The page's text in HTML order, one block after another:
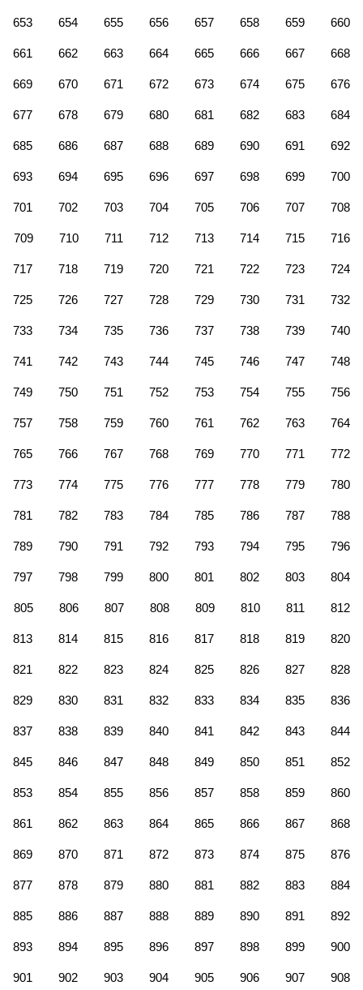
653 654 655 656 657 658 659 660
661 662 663 664 665 666 667 668
669 670 671 672 673 674 675 676
677 678 679 680 681 682 683 684
685 686 687 688 689 690 691 692
693 694 695 696 697 698 699 700
701 702 703 704 705 706 707 708
709 710 711 712 713 714 715 716
717 718 719 720 721 722 723 724
725 726 727 728 729 730 731 732
733 734 735 736 737 738 739 740
741 742 743 744 745 746 747 748
749 750 751 752 753 754 755 756
757 758 759 760 761 762 763 764
765 766 767 768 769 770 771 772
773 774 775 776 777 778 779 780
781 782 783 784 785 786 787 788
789 790 791 792 793 794 795 796
797 798 799 800 801 802 803 804
805 806 807 808 809 810 811 812
813 814 815 816 817 818 819 820
821 822 823 824 825 826 827 828
829 830 831 832 833 834 835 836
837 838 839 840 841 842 843 844
845 846 847 848 849 850 851 852
853 854 855 856 857 858 859 860
861 862 863 864 865 866 867 868
869 870 871 872 873 874 875 876
877 878 879 880 881 882 883 884
885 886 887 888 889 890 891 892
893 894 895 896 897 898 899 900
901 902 903 904 905 906 907 908